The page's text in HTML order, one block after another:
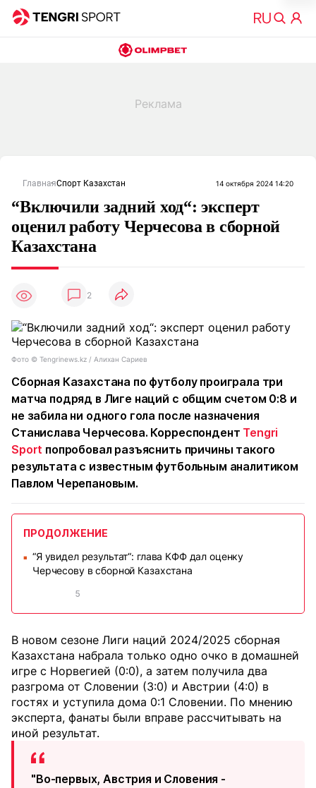
ГлавнаяСпорт Казахстан 14 октября 2024 14:20
“Включили задний ход“: эксперт
оценил работу Черчесова в сборной
Казахстана
2
Фото ©️ Tengrinews.kz / Алихан Сариев
Сборная Казахстана по футболу проиграла три
матча подряд в Лиге наций с общим счетом 0:8 и
не забила ни одного гола после назначения
Станислава Черчесова. Корреспондент Tengri
Sport попробовал разъяснить причины такого
результата с известным футбольным аналитиком
Павлом Черепановым.
ПРОДОЛЖЕНИЕ
■
“Я увидел результат“: глава КФФ дал оценку
Черчесову в сборной Казахстана
5
В новом сезоне Лиги наций 2024/2025 сборная
Казахстана набрала только одно очко в домашней
игре с Норвегией (0:0), а затем получила два
разгрома от Словении (3:0) и Австрии (4:0) в
гостях и уступила дома 0:1 Словении. По мнению
эксперта, фанаты были вправе рассчитывать на
иной результат.
"Во-первых, Австрия и Словения -